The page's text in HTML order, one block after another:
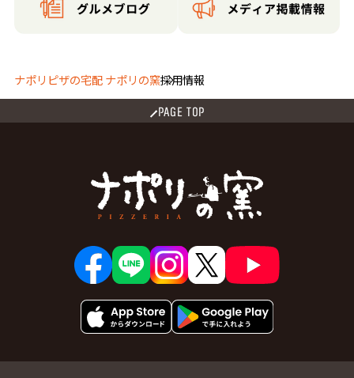
ナポリピザの宅配 ナポリの窯採用情報
PAGE TOP